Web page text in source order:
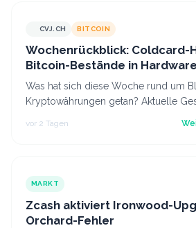
CVJ.CHCVJ.CH BITCOIN
Wochenrückblick: Coldcard-
Bitcoin-Bestände in
Was hat sich diese Woche rund um
Kryptowährungen getan? Aktuelle
Hintergrundberichte im
vor 2 Tagen
MARKT
Zcash aktiviert Ironwood-
Orchard-Fehler